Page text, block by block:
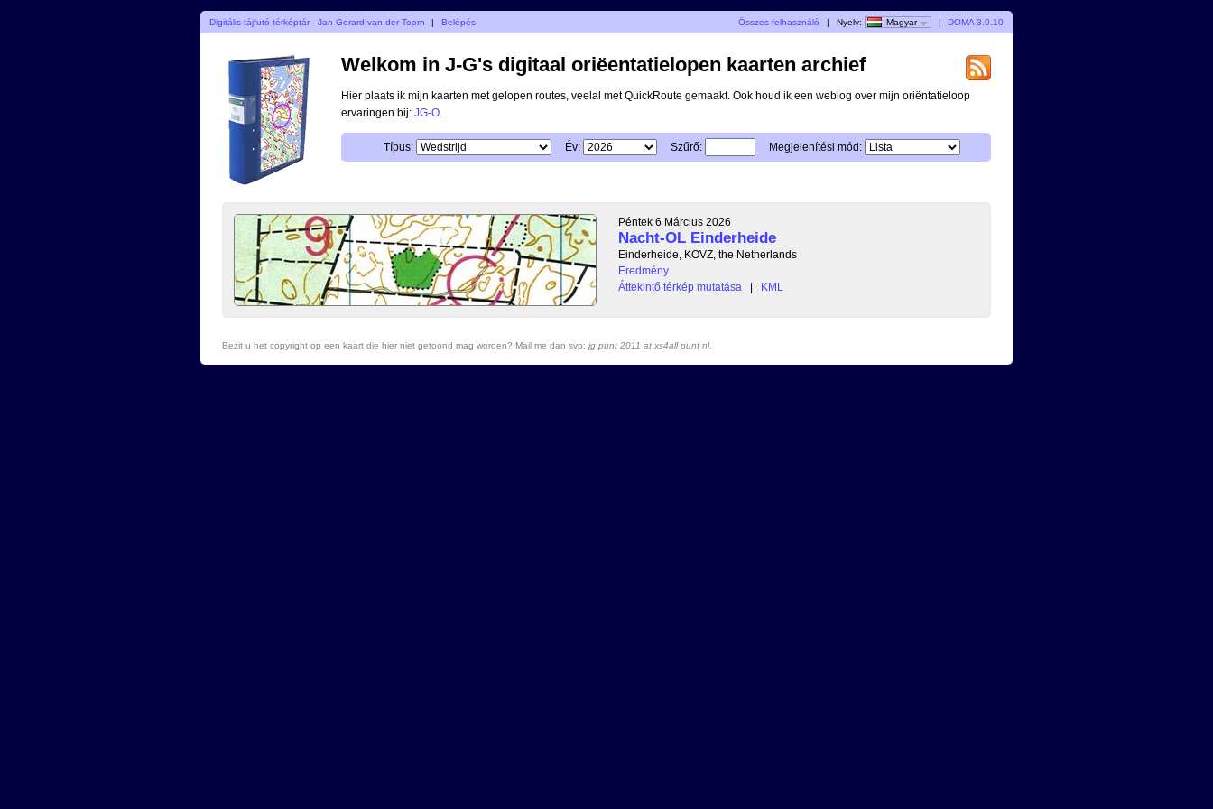
Digitális tájfutó térképtár - Jan-Gerard van der Toorn | Belépés Összes felhasználó | Nyelv: Magyar | DOMA 3.0.10
Welkom in J-G's digitaal oriëentatielopen kaarten archief
Hier plaats ik mijn kaarten met gelopen routes, veelal met QuickRoute gemaakt. Ook houd ik een weblog over mijn oriëntatieloop
ervaringen bij: JG-O
Típus: Év: Szűrő: Megjelenítési mód:
Péntek 6 Március 2026
Nacht-OL Einderheide
Einderheide, KOVZ, the Netherlands
Eredmény
Áttekintő térkép mutatása
| KML
Bezit u het copyright op een kaart die hier niet getoond mag worden? Mail me dan svp: jg punt 2011 at xs4all punt nl.